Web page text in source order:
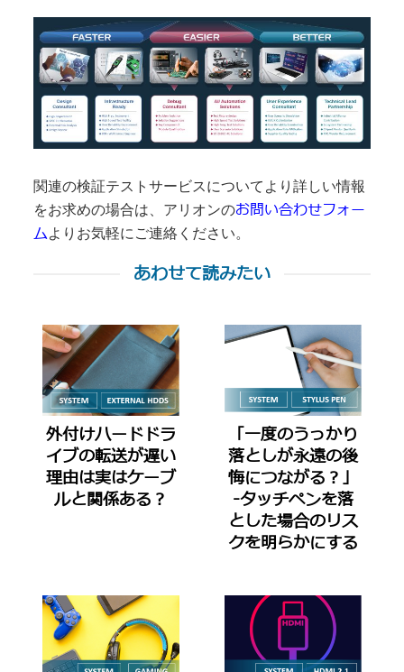
関連の検証テストサービスについてより詳しい情報
をお求めの場合は、アリオンのお問い合わせフォー
ムよりお気軽にご連絡ください。
あわせて読みたい
外付けハードドラ
イブの転送が遅い
理由は実はケーブ
ルと関係ある？
「一度のうっかり
落としが永遠の後
悔につながる？」
-タッチペンを落
とした場合のリス
クを明らかにする